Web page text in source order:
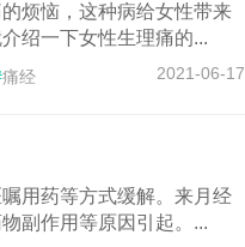
烦恼，这种病给女性带来
绍一下女性生理痛的...
痛经
2021-06-17
用药等方式缓解。来月经
副作用等原因引起。...